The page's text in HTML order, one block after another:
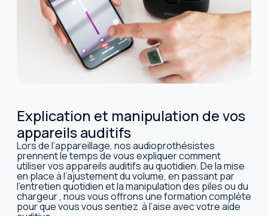
Explication et manipulation de vos
appareils auditifs
Lors de l’appareillage, nos audioprothésistes
prennent le temps de vous expliquer comment
utiliser vos appareils auditifs au quotidien. De la mise
en place à l’ajustement du volume, en passant par
l’entretien quotidien et la manipulation des piles ou du
chargeur , nous vous offrons une formation complète
pour que vous vous sentiez à l’aise avec votre aide